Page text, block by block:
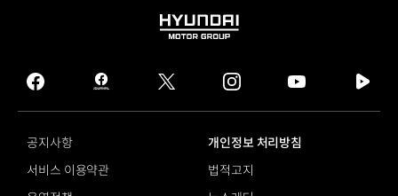
HYUNDAI
GROUP
facebook
hmg
journal
twitter instagram
tv
공지사항
개인정보 처리방침
서비스 이용약관
법적고지